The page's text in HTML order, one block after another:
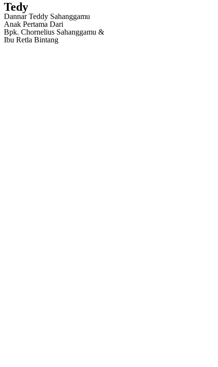
Tedy
Dannar Teddy Sahanggamu
Anak Pertama Dari
Bpk. Chornelius Sahanggamu &
Ibu Retla Bintang